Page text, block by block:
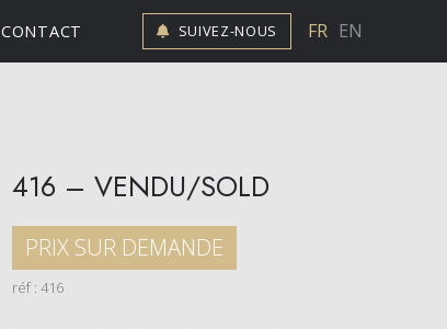
CONTACT SUIVEZ-NOUS FR EN
416 – VENDU/SOLD
PRIX SUR DEMANDE
réf : 416